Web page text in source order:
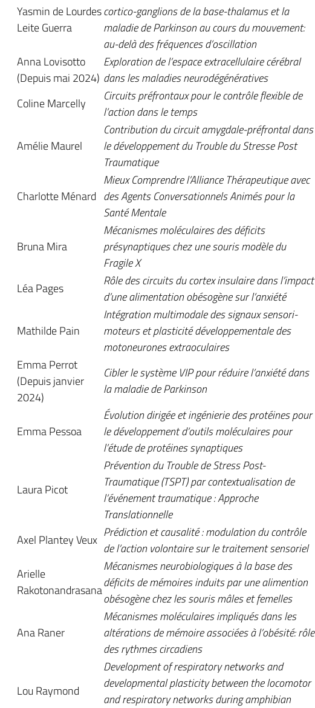
Yasmin de Lourdes
Leite Guerra
cortico-ganglions de la base-thalamus et la
maladie de Parkinson au cours du mouvement:
au-delà des fréquences d’oscillation
Anna Lovisotto
(Depuis mai 2024)
Exploration de l’espace extracellulaire cérébral
dans les maladies neurodégénératives
Coline Marcelly
Circuits préfrontaux pour le contrôle flexible de
l’action dans le temps
Amélie Maurel
Contribution du circuit amygdale-préfrontal dans
le développement du Trouble du Stresse Post
Traumatique
Charlotte Ménard
Mieux Comprendre l’Alliance Thérapeutique avec
des Agents Conversationnels Animés pour la
Santé Mentale
Bruna Mira
Mécanismes moléculaires des déficits
présynaptiques chez une souris modèle du
Fragile X
Léa Pages
Rôle des circuits du cortex insulaire dans l’impact
d’une alimentation obésogène sur l’anxiété
Mathilde Pain
Intégration multimodale des signaux sensori-
moteurs et plasticité développementale des
motoneurones extraoculaires
Emma Perrot
(Depuis janvier
2024)
Cibler le système VIP pour réduire l’anxiété dans
la maladie de Parkinson
Emma Pessoa
Évolution dirigée et ingénierie des protéines pour
le développement d’outils moléculaires pour
l’étude de protéines synaptiques
Laura Picot
Prévention du Trouble de Stress Post-
Traumatique (TSPT) par contextualisation de
l’événement traumatique : Approche
Translationnelle
Axel Plantey Veux Prédiction et causalité : modulation du contrôle
de l’action volontaire sur le traitement sensoriel
Arielle
Rakotonandrasana
Mécanismes neurobiologiques à la base des
déficits de mémoires induits par une alimention
obésogène chez les souris mâles et femelles
Ana Raner
Mécanismes moléculaires impliqués dans les
altérations de mémoire associées à l’obésité: rôle
des rythmes circadiens
Lou Raymond
Development of respiratory networks and
developmental plasticity between the locomotor
and respiratory networks during amphibian